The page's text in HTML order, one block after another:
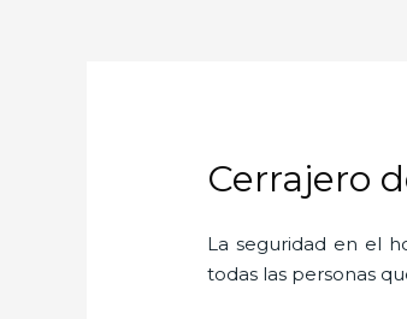
Cerrajero
La seguridad en el
todas las personas